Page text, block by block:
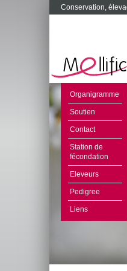
Conservation,
Organigramme
Soutien
Contact
Station de
fécondation
Eleveurs
Pedigree
Liens